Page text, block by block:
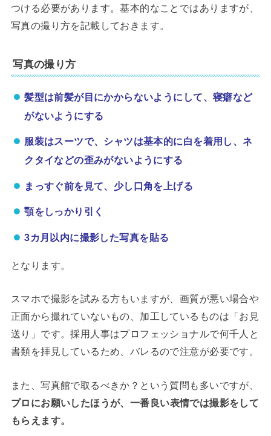
つける必要があります。基本的なことではありますが、
写真の撮り方を記載しておきます。
写真の撮り方
髪型は前髪が目にかからないようにして、寝癖など
がないようにする
服装はスーツで、シャツは基本的に白を着用し、ネ
クタイなどの歪みがないようにする
まっすぐ前を見て、少し口角を上げる
顎をしっかり引く
3カ月以内に撮影した写真を貼る
となります。
スマホで撮影を試みる方もいますが、画質が悪い場合や
正面から撮れていないもの、加工しているものは「お見
送り」です。採用人事はプロフェッショナルで何千人と
書類を拝見しているため、バレるので注意が必要です。
また、写真館で取るべきか？という質問も多いですが、
プロ にお願いしたほうが、一番良い表情では撮影をして
もらえます。